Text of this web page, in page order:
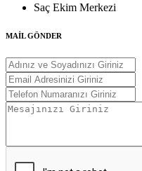
Saç Ekim Merkezi
MAİL GÖNDER